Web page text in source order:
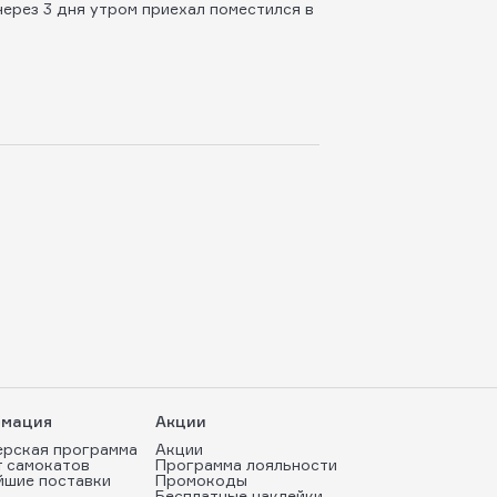
3 дня утром приехал поместился в
программа
самокатов
поставки
Акции
Акции
Программа лояльности
Промокоды